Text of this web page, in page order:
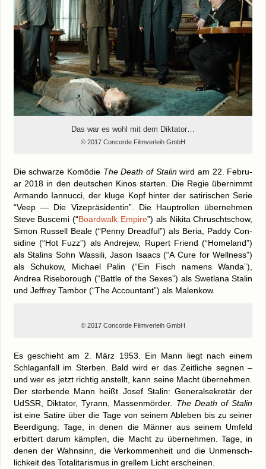
Das war es wohl mit dem Dik­ta­tor…
© 2017 Con­cor­de Film­ver­leih GmbH
Die schwar­ze Komö­die The Death of Sta­linwird am 22. Febru­
ar 2018 in den deut­schen Kinos star­ten. Die Regie über­nimmt
Arman­do Ian­nuc­ci, der klu­ge Kopf hin­ter der sati­ri­schen Serie
“Veep — Die Vize­prä­si­den­tin”. Die Haupt­rol­len über­neh­men
Ste­ve Bus­ce­mi (“Board­walk Empire”) als Niki­ta Chruscht­schow,
Simon Rus­sell Bea­le (“Pen­ny Dreadful”) als Beria, Pad­dy Con­
sidi­ne (“Hot Fuzz”) als Andre­jew, Rupert Fri­end (“Home­land”)
als Sta­lins Sohn Was­si­li, Jason Isaacs (“A Cure for Well­ness”)
als Schu­kow, Micha­el Palin (“Ein Fisch namens Wan­da”),
Andrea Rise­bo­rough (“Batt­le of the Sexes”) als Swet­la­na Sta­lin
und Jef­frey Tam­bor (“The Accoun­tant”) als Malenkow.
© 2017 Con­cor­de Film­ver­leih GmbH
Es geschieht am 2. März 1953. Ein Mann liegt nach einem
Schlag­an­fall im Ster­ben. Bald wird er das Zeit­li­che seg­nen –
und wer es jetzt rich­tig anstellt, kann sei­ne Macht über­neh­men.
Der ster­ben­de Mann heißt Josef Sta­lin: Gene­ral­se­kre­tär der
UdSSR, Dik­ta­tor, Tyrann, Mas­sen­mör­der. The Death of Sta­lin
ist eine Sati­re über die Tage von sei­nem Able­ben bis zu sei­ner
Beer­di­gung: Tage, in denen die Män­ner aus sei­nem Umfeld
erbit­tert dar­um kämp­fen, die Macht zu über­neh­men. Tage, in
denen der Wahn­sinn, die Ver­kom­men­heit und die Unmensch­
lich­keit des Tota­li­ta­ris­mus in grel­lem Licht erscheinen.